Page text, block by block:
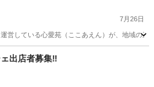
7月26日
営している心愛苑（ここあえん）が、地域の
ーマーケット
出店者募集‼️